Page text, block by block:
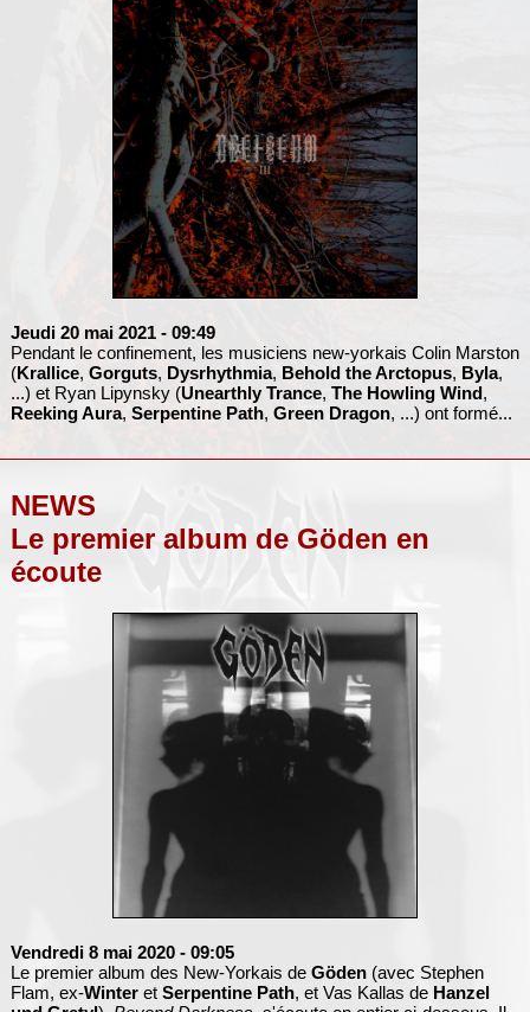
Jeudi 20 mai 2021 - 09:49
Pendant le confinement, les musiciens new-yorkais Colin Marston
(Krallice, Gorguts, Dysrhythmia, Behold the Arctopus, Byla,
...) et Ryan Lipynsky (Unearthly Trance, The Howling Wind,
Reeking Aura, Serpentine Path, Green Dragon, ...) ont formé...
NEWS
Le premier album de Göden en
écoute
Vendredi 8 mai 2020 - 09:05
Le premier album des New-Yorkais de Göden(avec Stephen
Flam, ex-Winteret Serpentine Path, et Vas Kallas de Hanzel